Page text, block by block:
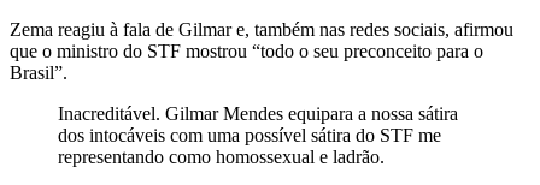
Zema reagiu à fala de Gilmar e, também nas redes sociais, afirmou
que o ministro do STF mostrou “todo o seu preconceito para o
Brasil”.
Inacreditável. Gilmar Mendes equipara a nossa sátira
dos intocáveis com uma possível sátira do STF me
representando como homossexual e ladrão.